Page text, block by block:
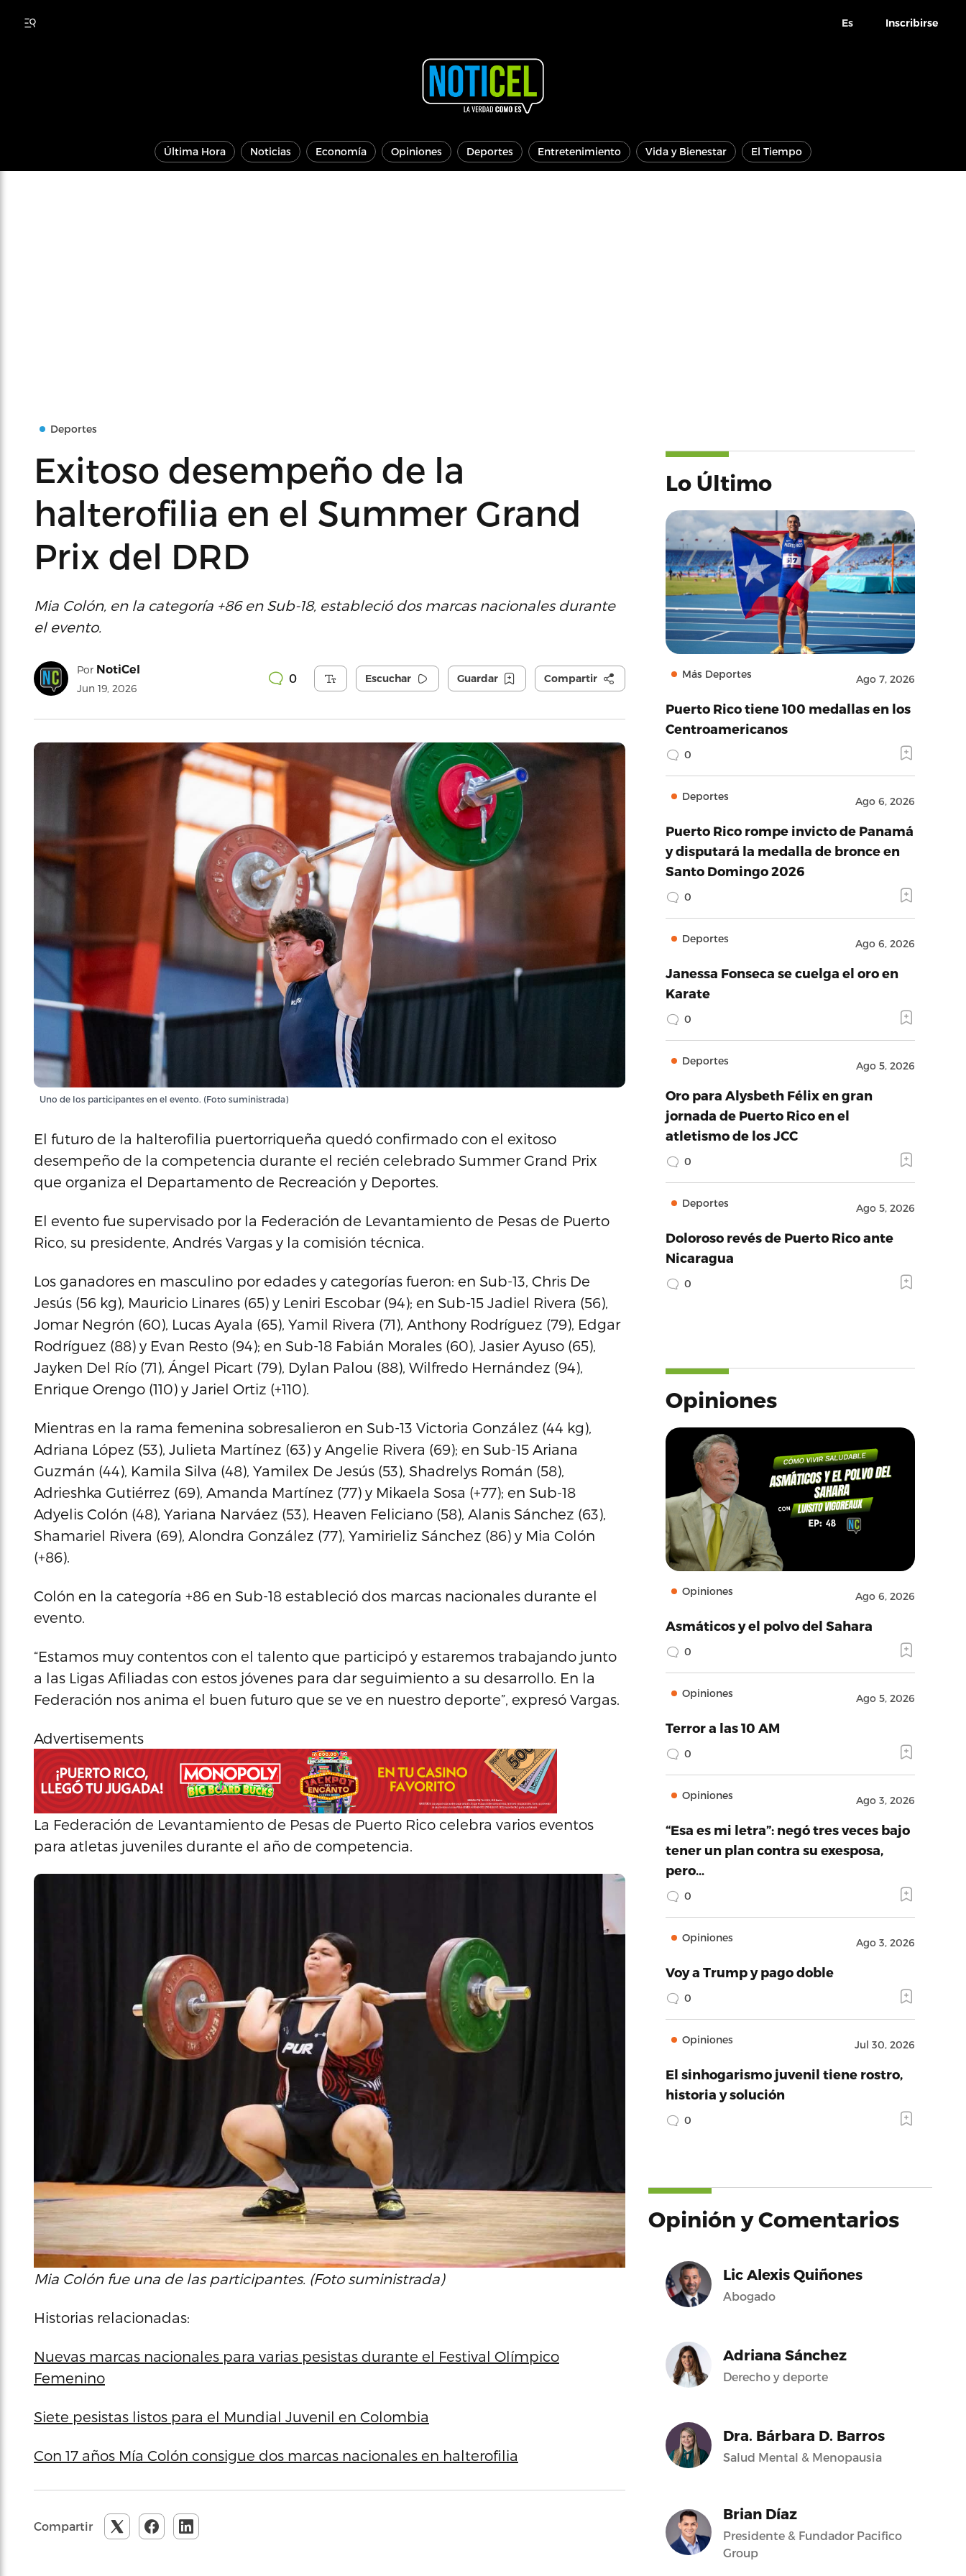
Es Inscribirse
Última Hora Noticias Economía Opiniones Deportes Entretenimiento Vida y Bienestar El Tiempo
Deportes
Exitoso desempeño de la
halterofilia en el Summer Grand
Prix del DRD
Mia Colón, en la categoría +86 en Sub-18, estableció dos marcas nacionales durante
el evento.
Por NotiCel
Jun 19, 2026
0 Escuchar Guardar Compartir
Uno de los participantes en el evento. (Foto suministrada)
El futuro de la halterofilia puertorriqueña quedó confirmado con el exitoso
desempeño de la competencia durante el recién celebrado Summer Grand Prix
que organiza el Departamento de Recreación y Deportes.
El evento fue supervisado por la Federación de Levantamiento de Pesas de Puerto
Rico, su presidente, Andrés Vargas y la comisión técnica.
Los ganadores en masculino por edades y categorías fueron: en Sub-13, Chris De
Jesús (56 kg), Mauricio Linares (65) y Leniri Escobar (94); en Sub-15 Jadiel Rivera (56),
Jomar Negrón (60), Lucas Ayala (65), Yamil Rivera (71), Anthony Rodríguez (79), Edgar
Rodríguez (88) y Evan Resto (94); en Sub-18 Fabián Morales (60), Jasier Ayuso (65),
Jayken Del Río (71), Ángel Picart (79), Dylan Palou (88), Wilfredo Hernández (94),
Enrique Orengo (110) y Jariel Ortiz (+110).
Mientras en la rama femenina sobresalieron en Sub-13 Victoria González (44 kg),
Adriana López (53), Julieta Martínez (63) y Angelie Rivera (69); en Sub-15 Ariana
Guzmán (44), Kamila Silva (48), Yamilex De Jesús (53), Shadrelys Román (58),
Adrieshka Gutiérrez (69), Amanda Martínez (77) y Mikaela Sosa (+77); en Sub-18
Adyelis Colón (48), Yariana Narváez (53), Heaven Feliciano (58), Alanis Sánchez (63),
Shamariel Rivera (69), Alondra González (77), Yamirieliz Sánchez (86) y Mia Colón
(+86).
Colón en la categoría +86 en Sub-18 estableció dos marcas nacionales durante el
evento.
“Estamos muy contentos con el talento que participó y estaremos trabajando junto
a las Ligas Afiliadas con estos jóvenes para dar seguimiento a su desarrollo. En la
Federación nos anima el buen futuro que se ve en nuestro deporte”, expresó Vargas.
Advertisements
La Federación de Levantamiento de Pesas de Puerto Rico celebra varios eventos
para atletas juveniles durante el año de competencia.
Mia Colón fue una de las participantes. (Foto suministrada)
Historias relacionadas:
Nuevas marcas nacionales para varias pesistas durante el Festival Olímpico
Femenino
Siete pesistas listos para el Mundial Juvenil en Colombia
Con 17 años Mía Colón consigue dos marcas nacionales en halterofilia
Compartir
Lo Último
Más Deportes Ago 7, 2026
Puerto Rico tiene 100 medallas en los
Centroamericanos
0
Deportes Ago 6, 2026
Puerto Rico rompe invicto de Panamá
y disputará la medalla de bronce en
Santo Domingo 2026
0
Deportes Ago 6, 2026
Janessa Fonseca se cuelga el oro en
Karate
0
Deportes Ago 5, 2026
Oro para Alysbeth Félix en gran
jornada de Puerto Rico en el
atletismo de los JCC
0
Deportes Ago 5, 2026
Doloroso revés de Puerto Rico ante
Nicaragua
0
Opiniones
Opiniones Ago 6, 2026
Asmáticos y el polvo del Sahara
0
Opiniones Ago 5, 2026
Terror a las 10 AM
0
Opiniones Ago 3, 2026
“Esa es mi letra”: negó tres veces bajo
tener un plan contra su exesposa,
pero…
0
Opiniones Ago 3, 2026
Voy a Trump y pago doble
0
Opiniones Jul 30, 2026
El sinhogarismo juvenil tiene rostro,
historia y solución
0
Opinión y Comentarios
Lic Alexis Quiñones
Abogado
Adriana Sánchez
Derecho y deporte
Dra. Bárbara D. Barros
Salud Mental & Menopausia
Brian Díaz
Presidente & Fundador Pacifico
Group